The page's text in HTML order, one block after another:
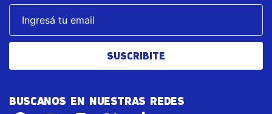
SUSCRIBITE
BUSCANOS EN NUESTRAS REDES